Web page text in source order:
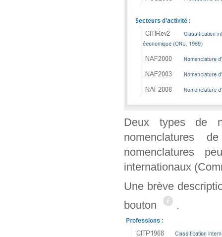
Deux types de
nomenclatures
nomenclatures
internationaux
Une brève
bouton
.